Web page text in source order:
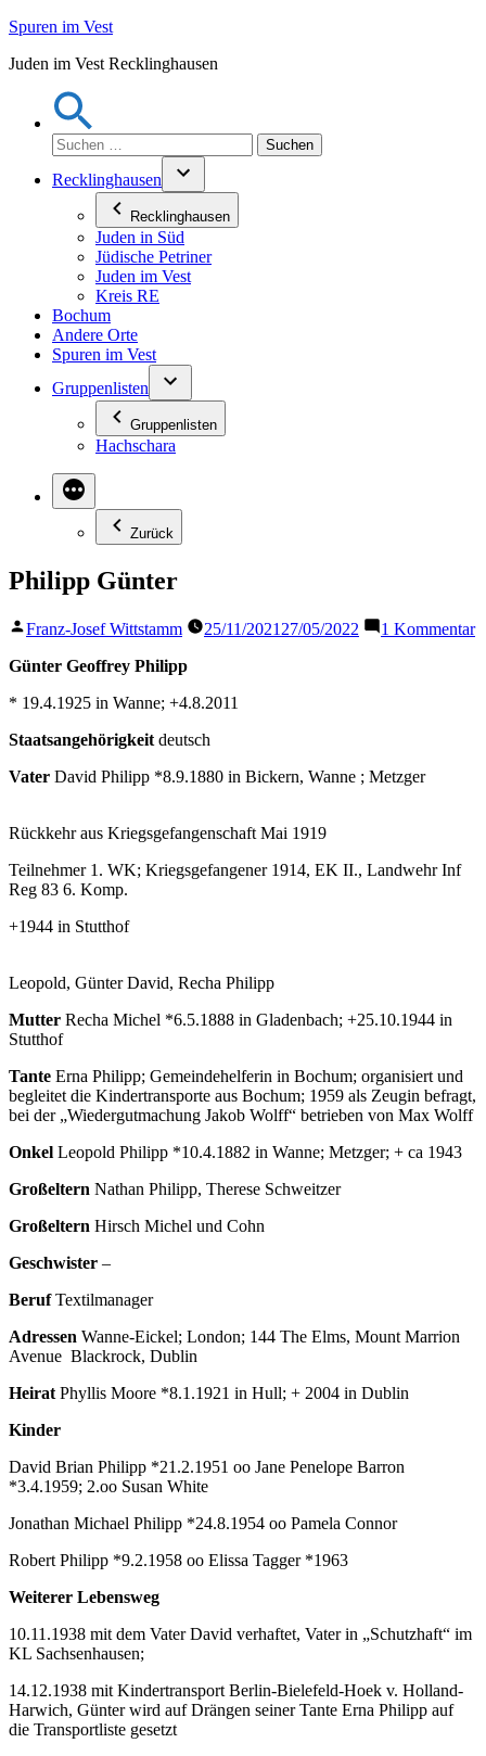
Zum
springen
Spuren im Vest
Juden im Vest Recklinghausen
Suchen
nach:
Recklinghausen
Recklinghausen
Juden in Süd
Jüdische Petriner
Juden im Vest
Kreis RE
Bochum
Andere Orte
Spuren im Vest
Gruppenlisten
Gruppenlisten
Hachschara
Zurück
Philipp Günter
Veröffentlicht
Franz-Josef Wittstamm 25/11/2021 27/05/2022 1 Kommentar
Günter Geoffrey Philipp
* 19.4.1925 in Wanne; +4.8.2011
Staatsangehörigkeit deutsch
Vater David Philipp *8.9.1880 in Bickern, Wanne ; Metzger
Rückkehr aus Kriegsgefangenschaft Mai 1919
Teilnehmer 1. WK; Kriegsgefangener 1914, EK II., Landwehr Inf
Reg 83 6. Komp.
+1944 in Stutthof
Leopold, Günter David, Recha Philipp
Mutter Recha Michel *6.5.1888 in Gladenbach; +25.10.1944 in
Stutthof
Tante Erna Philipp; Gemeindehelferin in Bochum; organisiert und
begleitet die Kindertransporte aus Bochum; 1959 als Zeugin befragt,
bei der „Wiedergutmachung Jakob Wolff“ betrieben von Max Wolff
Onkel Leopold Philipp *10.4.1882 in Wanne; Metzger; + ca 1943
Großeltern Nathan Philipp, Therese Schweitzer
Großeltern Hirsch Michel und Cohn
Geschwister –
BerufTextilmanager
Adressen Wanne-Eickel; London; 144 The Elms, Mount Marrion
Avenue Blackrock, Dublin
Heirat Phyllis Moore *8.1.1921 in Hull; + 2004 in Dublin
Kinder
David Brian Philipp *21.2.1951 oo Jane Penelope Barron
*3.4.1959; 2.oo Susan White
Jonathan Michael Philipp *24.8.1954 oo Pamela Connor
Robert Philipp *9.2.1958 oo Elissa Tagger *1963
Weiterer Lebensweg
10.11.1938 mit dem Vater David verhaftet, Vater in „Schutzhaft“ im
KL Sachsenhausen;
14.12.1938 mit Kindertransport Berlin-Bielefeld-Hoek v. Holland-
Harwich, Günter wird auf Drängen seiner Tante Erna Philipp auf
die Transportliste gesetzt